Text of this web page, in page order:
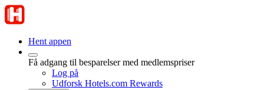
Hent appen
Få adgang til besparelser med medlemspriser
Log på
Udforsk Hotels.com Rewards